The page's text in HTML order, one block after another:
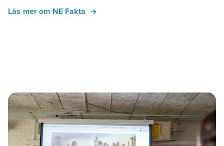
Läs mer om NE Fakta